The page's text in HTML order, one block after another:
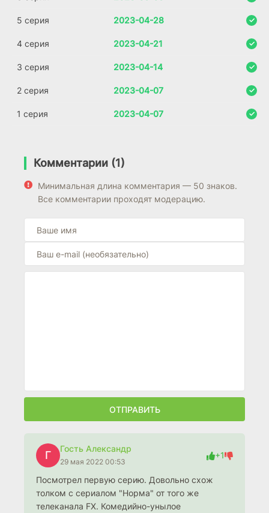
5 серия 2023-04-28
4 серия 2023-04-21
3 серия 2023-04-14
2 серия 2023-04-07
1 серия 2023-04-07
Комментарии (1)
Минимальная длина комментария — 50 знаков.
Все комментарии проходят модерацию.
ОТПРАВИТЬ
Г
Гость Александр
29 мая 2022 00:53
+1
Посмотрел первую серию. Довольно схож
толком с сериалом "Норма" от того же
телеканала FX. Комедийно-унылое